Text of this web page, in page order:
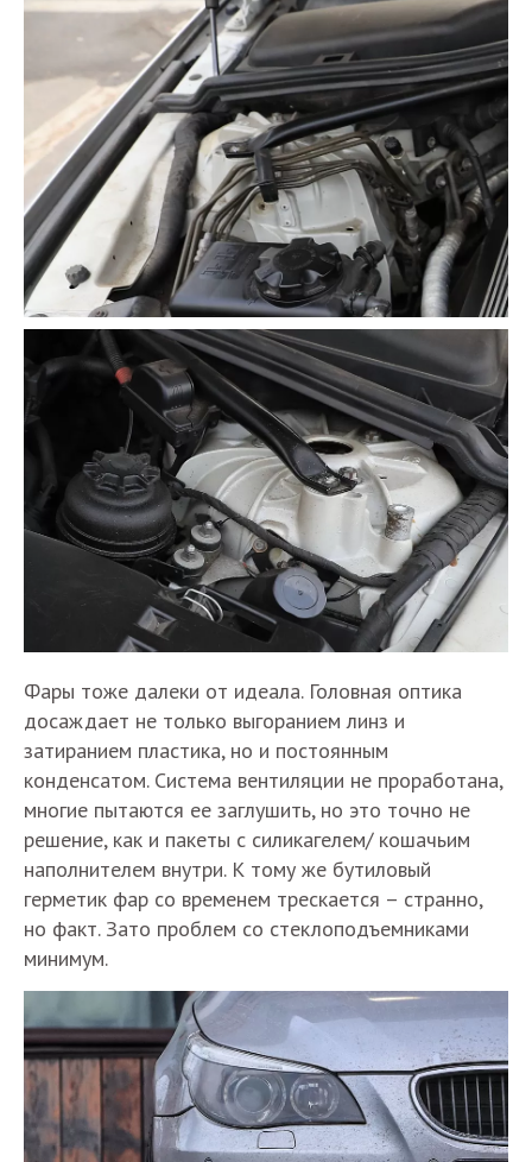
Фары тоже далеки от идеала. Головная оптика
досаждает не только выгоранием линз и
затиранием пластика, но и постоянным
конденсатом. Система вентиляции не проработана,
многие пытаются ее заглушить, но это точно не
решение, как и пакеты с силикагелем/ кошачьим
наполнителем внутри. К тому же бутиловый
герметик фар со временем трескается – странно,
но факт. Зато проблем со стеклоподъемниками
минимум.